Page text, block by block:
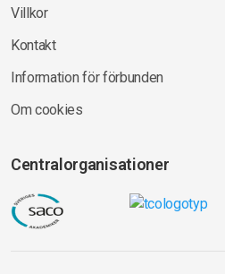
Villkor
Kontakt
Information för förbunden
Om cookies
Centralorganisationer